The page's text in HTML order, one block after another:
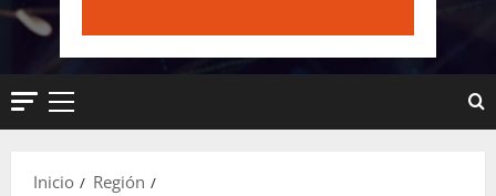
Menú
Inicio
Región